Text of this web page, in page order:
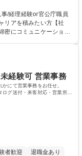
任せいたします。研修
業務詳細】■
係る管理業務 ■収益部
場の「イベントコーナ
後は上記いずれかの部門
ル
有給年平均16日取得
/経理経験or官公庁職員
リアを積みたい方【社
密にコミュニケーション
プロジェクト：駐車場
ねた広告「ブライトサ
す活動を積極的に行って
経験可 営業事務
にて営業事務をお任せ。
グ送付・来客対応・営業所内
者歓迎
退職金あり